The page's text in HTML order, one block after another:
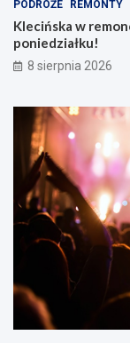
PODRÓŻE REMONTY
Klecińska w
poniedziałku!
8 sierpnia 2026